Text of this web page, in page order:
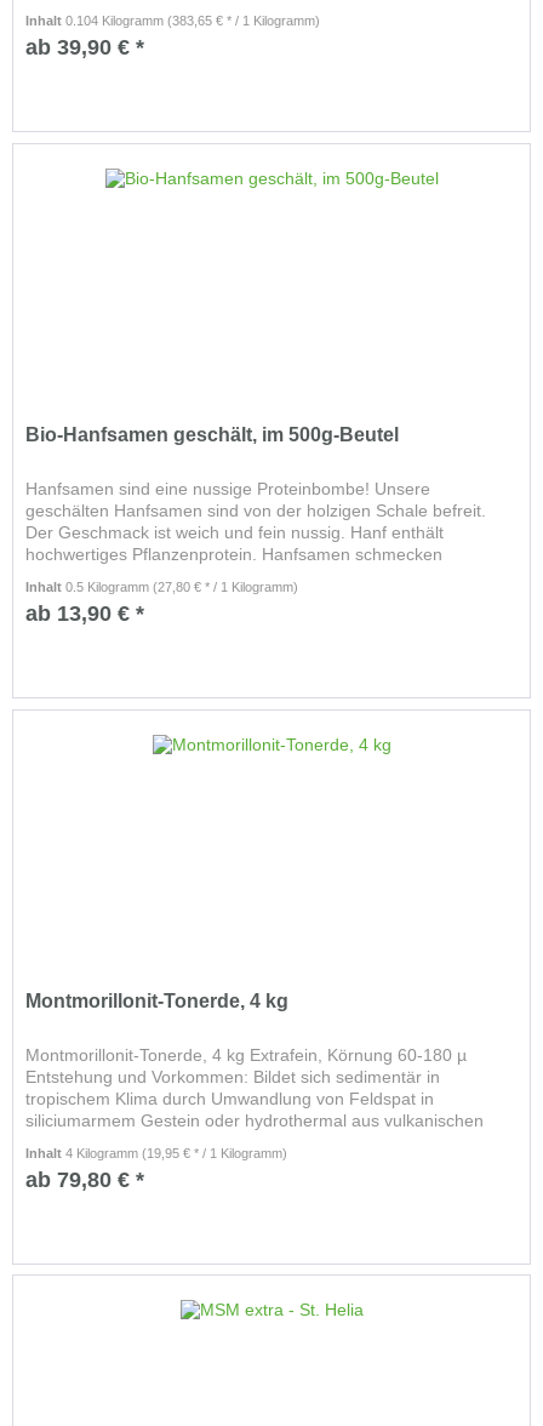
Inhalt0.104 Kilogramm(383,65 € * / 1 Kilogramm)
ab 39,90 € *
Bio-Hanfsamen geschält, im 500g-Beutel
Hanfsamen sind eine nussige Proteinbombe! Unsere
geschälten Hanfsamen sind von der holzigen Schale befreit.
Der Geschmack ist weich und fein nussig. Hanf enthält
hochwertiges Pflanzenprotein. Hanfsamen schmecken
Inhalt0.5 Kilogramm(27,80 € * / 1 Kilogramm)
ab 13,90 € *
Montmorillonit-Tonerde, 4 kg
Montmorillonit-Tonerde, 4 kg Extrafein, Körnung 60-180 µ
Entstehung und Vorkommen: Bildet sich sedimentär in
tropischem Klima durch Umwandlung von Feldspat in
siliciumarmem Gestein oder hydrothermal aus vulkanischen
Inhalt4 Kilogramm(19,95 € * / 1 Kilogramm)
ab 79,80 € *